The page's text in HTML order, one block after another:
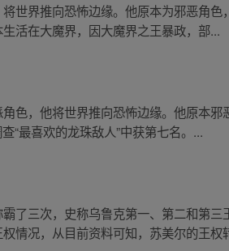
世界推向恐怖边缘。他原本为邪恶角
活在大魔界，因大魔界之王暴政，部...
色，他将世界推向恐怖边缘。他原本
“最喜欢的龙珠敌人”中获第七名。...
了三次，史称乌鲁克第一、第二和第
情况，从目前资料可知，苏美尔的王权